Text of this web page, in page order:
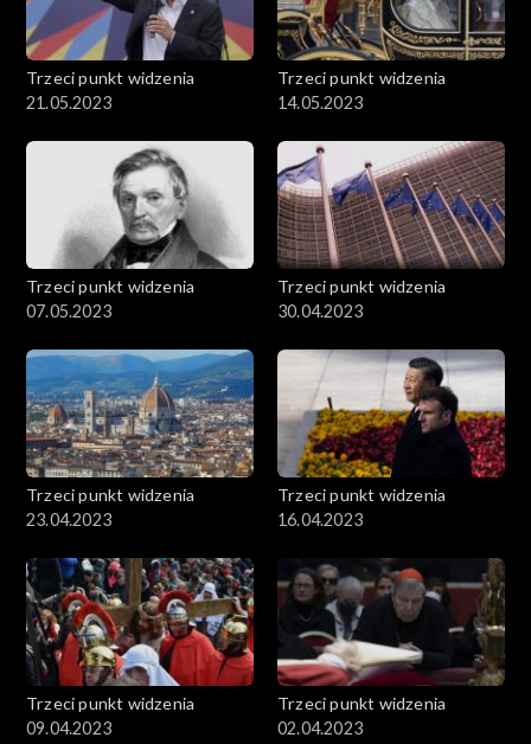
Trzeci punkt widzenia
21.05.2023
Trzeci punkt widzenia
14.05.2023
Trzeci punkt widzenia
07.05.2023
Trzeci punkt widzenia
30.04.2023
Trzeci punkt widzenia
23.04.2023
Trzeci punkt widzenia
16.04.2023
Trzeci punkt widzenia
09.04.2023
Trzeci punkt widzenia
02.04.2023